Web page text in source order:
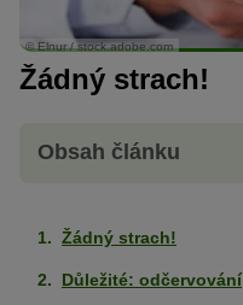
© Elnur / stock.adobe.com
Žádný strach!
Obsah článku
Žádný strach!
Důležité: odčervování